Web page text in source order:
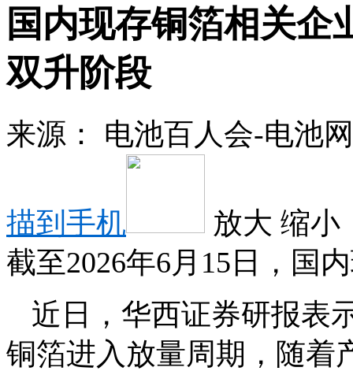
国内现存铜箔相关企
双升阶段
来源： 电池百人会-电池
描到手机 放大 缩小
截至2026年6月15日，国
近日，华西证券研报表
铜箔进入放量周期，随着